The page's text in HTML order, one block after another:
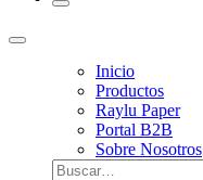
Inicio
Productos
Raylu Paper
Portal B2B
Sobre Nosotros